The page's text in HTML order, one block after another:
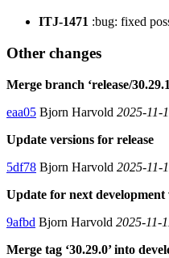
ITJ-1471 :bug: fixed
Other changes
Merge branch ‘release/
eaa05 Bjorn Harvold 2025-11-
Update versions for release
5df78 Bjorn Harvold 2025-11-
Update for next development
9afbd Bjorn Harvold 2025-11-
Merge tag ‘30.29.0’ into